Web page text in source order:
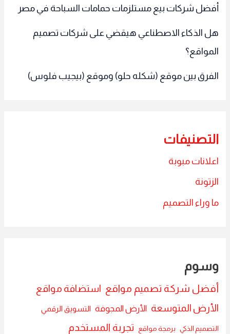
أفضل شركات بيع مستلزمات حمامات السباحة في مصر
هل الذكاء الاصطناعي هيقضي على شركات تصميم
المواقع؟
الفرق بين موقع (شكله حلو) وموقع (بيجيب فلوس)
التصنيفات
اعلانات مبوبة
الزتونة
ما وراء التصميم
وسوم
أفضل شركة تصميم مواقع
استضافة مواقع
الأرض المتوسعة الأرض المجوفة التسويق الرقمي
التصميم الذكي برمجة مواقع تجربة المستخدم